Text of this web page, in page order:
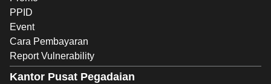
PPID
Event
Cara Pembayaran
Report Vulnerability
Kantor Pusat Pegadaian